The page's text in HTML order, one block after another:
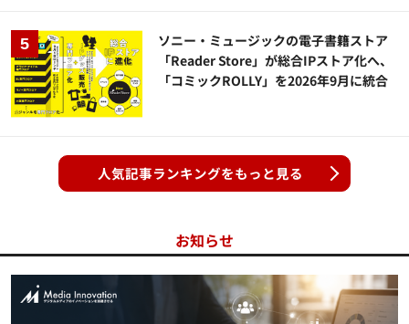
ソニー・ミュージックの電子書籍ストア
「Reader Store」が総合IPストア化へ、
「コミックROLLY」を2026年9月に統合
人気記事ランキングをもっと見る
お知らせ